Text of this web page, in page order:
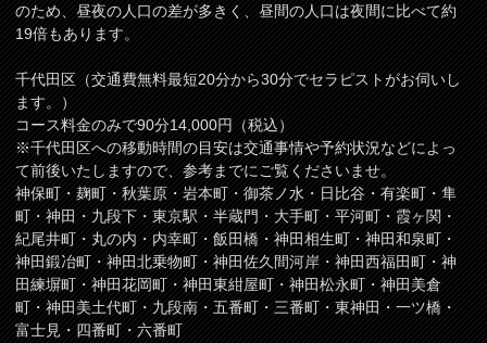
のため、昼夜の人口の差が多きく、昼間の人口は夜間に比べて約
19倍もあります。
千代田区（交通費無料最短20分から30分でセラピストがお伺いし
ます。）
コース料金のみで90分14,000円（税込）
※千代田区への移動時間の目安は交通事情や予約状況などによっ
て前後いたしますので、参考までにご覧くださいませ。
神保町・麹町・秋葉原・岩本町・御茶ノ水・日比谷・有楽町・隼
町・神田・九段下・東京駅・半蔵門・大手町・平河町・霞ヶ関・
紀尾井町・丸の内・内幸町・飯田橋・神田相生町・神田和泉町・
神田鍛冶町・神田北乗物町・神田佐久間河岸・神田西福田町・神
田練塀町・神田花岡町・神田東紺屋町・神田松永町・神田美倉
町・神田美土代町・九段南・五番町・三番町・東神田・一ツ橋・
富士見・四番町・六番町